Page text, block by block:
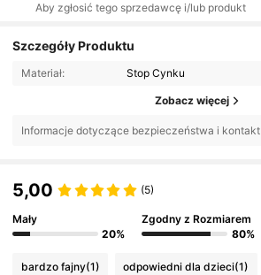
Aby zgłosić tego sprzedawcę i/lub produkt
Szczegóły Produktu
Materiał: Stop Cynku
Zobacz więcej
Informacje dotyczące bezpieczeństwa i kontakt
5,00 (5)
Mały
20%
Zgodny z Rozmiarem
80%
bardzo fajny(1) odpowiedni dla dzieci(1)